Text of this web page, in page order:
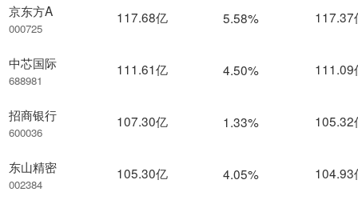
京东方A
000725
中芯国际
688981
招商银行
600036
东山精密
002384
117.68亿 5.58% 117.37
111.61亿 4.50% 111.09
107.30亿 1.33% 105.32
105.30亿 4.05% 104.93